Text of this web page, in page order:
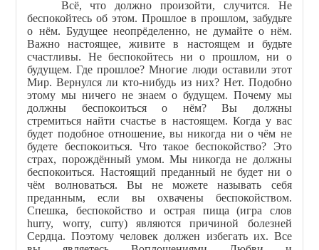
Всё, что должно произойти, случится. Не
беспокойтесь об этом. Прошлое в прошлом, забудьте
о нём. Будущее неопрёделенно, не думайте о нём.
Важно настоящее, живите в настоящем и будьте
счастливы. Не беспокойтесь ни о прошлом, ни о
будущем. Где прошлое? Многие люди оставили этот
Мир. Вернулся ли кто-нибудь из них? Нет. Подобно
этому мы ничего не знаем о будущем. Почему мы
должны беспокоиться о нём? Вы должны
стремиться найти счастье в настоящем. Когда у вас
будет подобное отношение, вы никогда ни о чём не
будете беспокоиться. Что такое беспокойство? Это
страх, порождённый умом. Мы никогда не должны
беспокоиться. Настоящий преданный не будет ни о
чём волноваться. Вы не можете называть себя
преданным, если вы охвачены беспокойством.
Спешка, беспокойство и острая пища (игра слов
hurry, worry, curry) являются причиной болезней
Сердца. Поэтому человек должен избегать их. Все